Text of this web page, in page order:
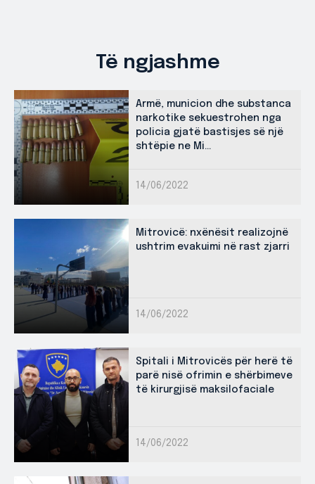
Të ngjashme
Armë, municion dhe substanca
narkotike sekuestrohen nga
policia gjatë bastisjes së një
shtëpie ne Mi...
14/06/2022
Mitrovicë: nxënësit realizojnë
ushtrim evakuimi në rast zjarri
14/06/2022
Spitali i Mitrovicës për herë të
parë nisë ofrimin e shërbimeve
të kirurgjisë maksilofaciale
14/06/2022